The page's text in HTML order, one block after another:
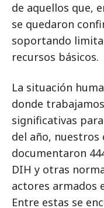
de aquellos que,
se quedaron
soportando
recursos básicos.
La situación
donde
significativas
del año,
documentaron
DIH y otras
actores armados
Entre estas se